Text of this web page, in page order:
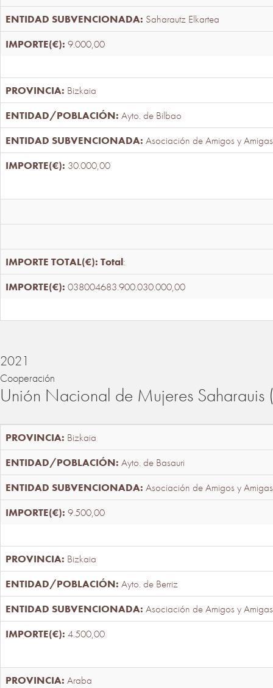
Saharautz Elkartea
9.000,00
Bizkaia
Ayto. de Bilbao
Asociación de Amigos y
30.000,00
Total:
038004683.900.030.000,00
2021
Cooperación
Unión Nacional de Mujeres
Bizkaia
Ayto. de Basauri
Asociación de Amigos y
9.500,00
Bizkaia
Ayto. de Berriz
Asociación de Amigos y
4.500,00
Araba